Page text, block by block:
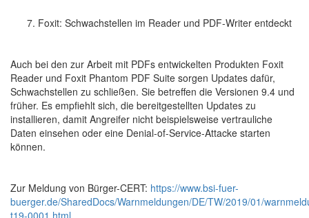
Foxit: Schwachstellen im Reader und PDF-Writer entdeckt
Auch bei den zur Arbeit mit PDFs entwickelten Produkten Foxit
Reader und Foxit Phantom PDF Suite sorgen Updates dafür,
Schwachstellen zu schließen. Sie betreffen die Versionen 9.4 und
früher. Es empfiehlt sich, die bereitgestellten Updates zu
installieren, damit Angreifer nicht beispielsweise vertrauliche
Daten einsehen oder eine Denial-of-Service-Attacke starten
können.
Zur Meldung von Bürger-CERT: https://www.bsi-fuer-
buerger.de/SharedDocs/Warnmeldungen/DE/TW/2019/01/
t19-0001.html